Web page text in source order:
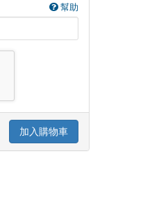
幫助
加入購物車